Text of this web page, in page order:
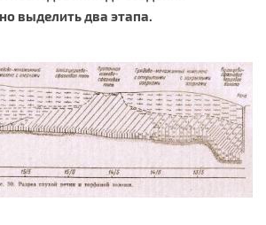
выделить два этапа.